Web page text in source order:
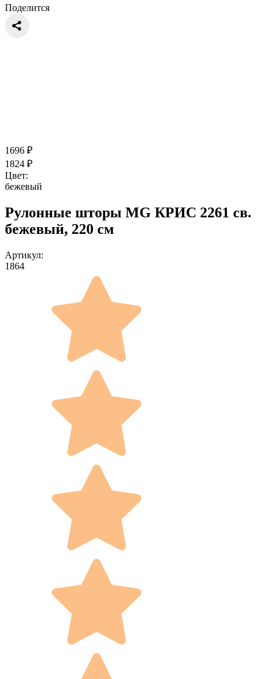
Поделится
1696 ₽
1824 ₽
Цвет:
бежевый
Рулонные шторы MG КРИС 2261 св.
бежевый, 220 см
Артикул:
1864